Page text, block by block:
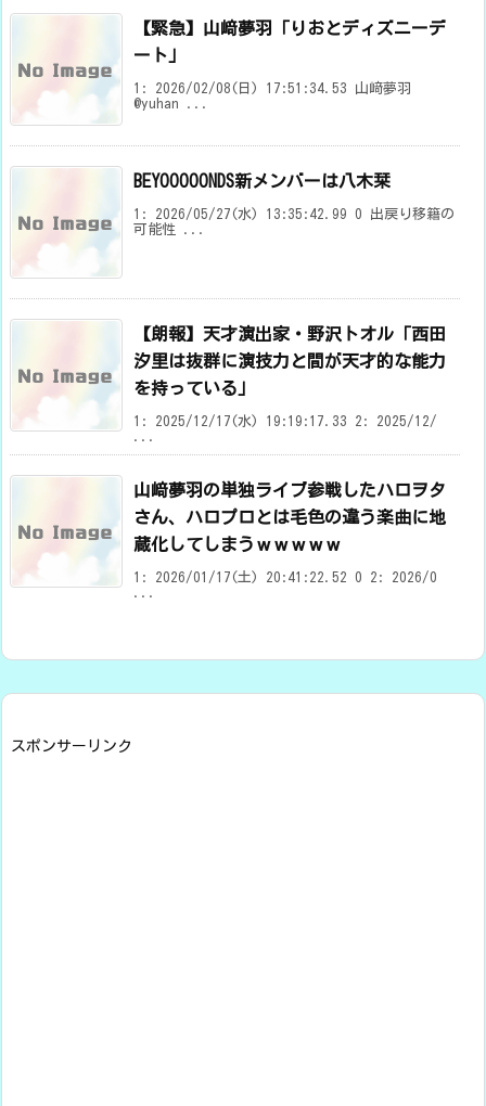
【緊急】山﨑夢羽「りおとディズニーデ
ート」
1: 2026/02/08(日) 17:51:34.53 山﨑夢羽
@yuhan ...
BEYOOOOONDS新メンバーは八木栞
1: 2026/05/27(水) 13:35:42.99 0 出戻り移籍の
可能性 ...
【朗報】天才演出家・野沢トオル「西田
汐里は抜群に演技力と間が天才的な能力
を持っている」
1: 2025/12/17(水) 19:19:17.33 2: 2025/12/
...
山﨑夢羽の単独ライブ参戦したハロヲタ
さん、ハロプロとは毛色の違う楽曲に地
蔵化してしまうｗｗｗｗｗ
1: 2026/01/17(土) 20:41:22.52 0 2: 2026/0
...
スポンサーリンク